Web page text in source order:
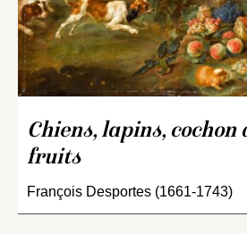
Chiens, lapins, cochon
fruits
François Desportes (1661-1743)